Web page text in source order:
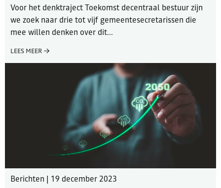
Voor het denktraject Toekomst decentraal bestuur zijn
we zoek naar drie tot vijf gemeentesecretarissen die
mee willen denken over dit...
LEES MEER
Berichten | 19 december 2023